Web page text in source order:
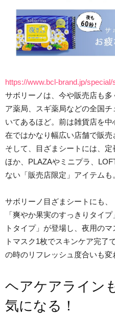
https://www.bcl-brand.jp/
サボリーノは、今や販売店も
ア薬局、スギ薬局などの全国
いてあるほど。前は雑貨店を
在ではかなり幅広い店舗で販売
そして、目ざまシートには、
ほか、PLAZAやミニプラ、
ない「販売店限定」アイテムも
サボリーノ目ざまシートにも、
「爽やか果実のすっきりタイ
トタイプ」が登場し、夜用の
トマスク1枚でスキンケア完了
の時のリフレッシュ度合いも変
ヘアケアライン
気になる！